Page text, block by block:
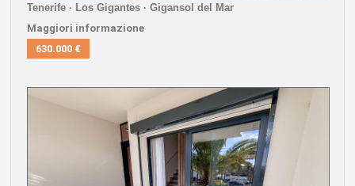
Tenerife · Los Gigantes · Gigansol del Mar
Maggiori informazione
630.000 €